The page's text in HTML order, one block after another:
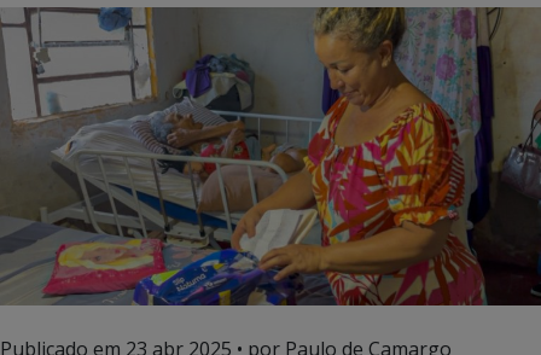
Publicado em 23 abr 2025 • por Paulo de Camargo